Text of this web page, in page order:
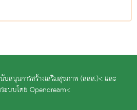
สนุนการสร้างเสริมสุขภาพ (สสส.)< และ
ะบบโดย Opendream<